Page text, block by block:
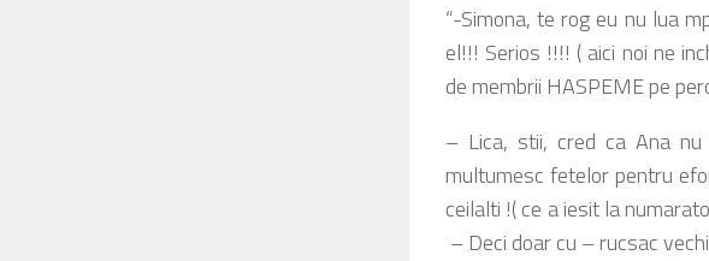
“-Simona, te rog eu nu lua
el!!! Serios !!!! ( aici noi ne
de membrii HASPEME pe
– Lica, stii, cred ca Ana
multumesc fetelor pentru
ceilalti !( ce a iesit la
– Deci doar cu – rucsac